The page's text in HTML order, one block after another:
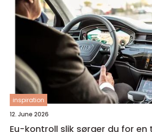
inspiration
12. June 2026
Eu-kontroll slik sørger du for en trygg og